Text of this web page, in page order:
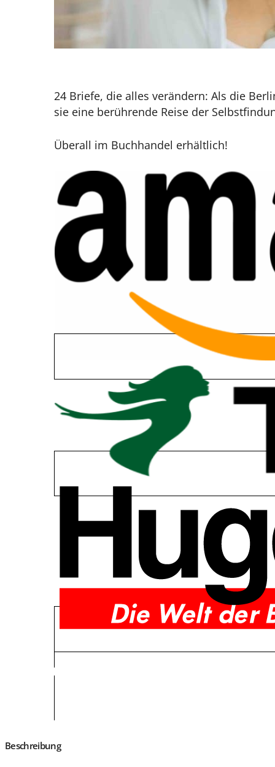
24 Briefe, die alles verändern: Als die
sie eine berührende Reise der
Überall im Buchhandel erhältlich!
Beschreibung